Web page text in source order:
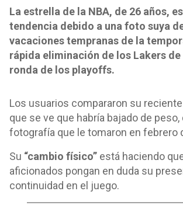
La estrella de la NBA, de 26 años,
tendencia debido a una foto suya
vacaciones tempranas de la
rápida eliminación de los Lakers
ronda de los playoffs.
Los usuarios compararon su
que se ve que habría bajado de peso,
fotografía que le tomaron en febrero
Su “cambio físico” está haciendo
aficionados pongan en duda su
continuidad en el juego.